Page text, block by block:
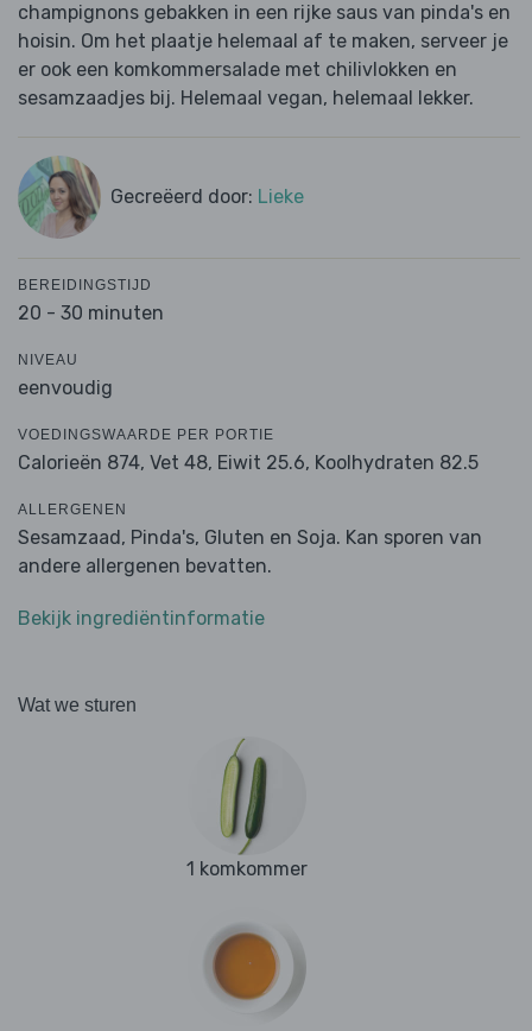
champignons gebakken in een rijke saus van pinda's en
hoisin. Om het plaatje helemaal af te maken, serveer je
er ook een komkommersalade met chilivlokken en
sesamzaadjes bij. Helemaal vegan, helemaal lekker.
Gecreëerd door: Lieke
BEREIDINGSTIJD
20 - 30 minuten
NIVEAU
eenvoudig
VOEDINGSWAARDE PER PORTIE
Calorieën 874, Vet 48, Eiwit 25.6, Koolhydraten 82.5
ALLERGENEN
Sesamzaad, Pinda's, Gluten en Soja. Kan sporen van
andere allergenen bevatten.
Bekijk ingrediëntinformatie
Wat we sturen
1 komkommer